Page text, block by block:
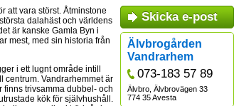
Skicka e-post
Älvbrogården
Vandrarhem
073-183 57 89
Älvbro, Älvbrovägen 33
774 35 Avesta
att vara störst. Åtminstone
dalahäst och världens
är kanske Gamla Byn i
mest, med sin historia från
i ett lugnt område intill
centrum. Vandrarhemmet är
finns trivsamma dubbel- och
kök för självhushåll.